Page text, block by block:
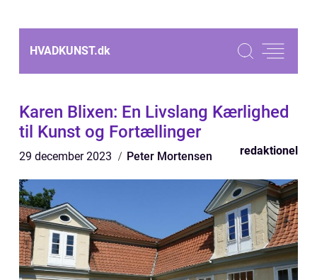
HVADKUNST.dk
Karen Blixen: En Livslang Kærlighed
til Kunst og Fortællinger
29 december 2023 Peter Mortensen redaktionel